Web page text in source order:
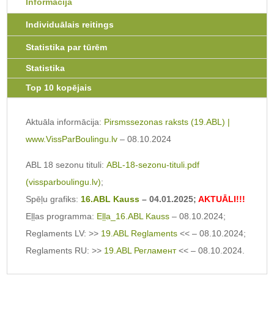
Individuālais reitings
Statistika par tūrēm
Statistika
Top 10 kopējais
Aktuāla informācija: Pirsmssezonas raksts (19.ABL) |
www.VissParBoulingu.lv – 08.10.2024
ABL 18 sezonu tituli:ABL-18-sezonu-tituli.pdf
(vissparboulingu.lv);
Spēļu grafiks: 16.ABL Kauss – 04.01.2025;AKTUĀLI!!!
Eļļas programma: Eļļa_16.ABL Kauss – 08.10.2024;
Reglaments LV: >> 19.ABL Reglaments << – 08.10.2024;
Reglaments RU: >> 19.ABL Регламент<< – 08.10.2024.